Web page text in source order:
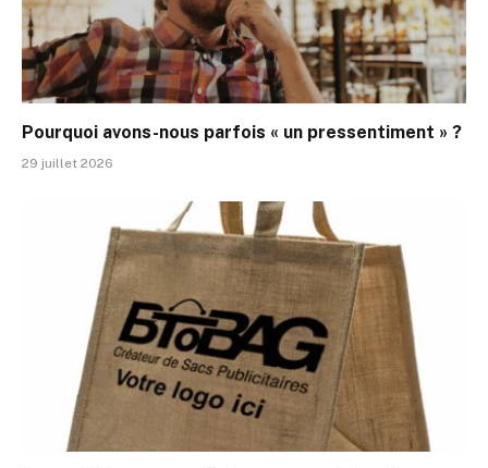
Pourquoi avons-nous parfois « un pressentiment » ?
29 juillet 2026